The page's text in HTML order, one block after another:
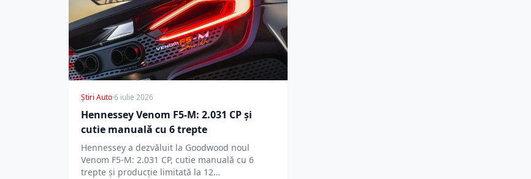
Știri Auto·6 iulie 2026
Hennessey Venom F5-M: 2.031 CP și
cutie manuală cu 6 trepte
Hennessey a dezvăluit la Goodwood noul
Venom F5-M: 2.031 CP, cutie manuală cu 6
trepte și producție limitată la 12…